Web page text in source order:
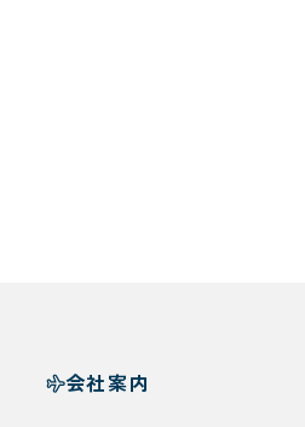
会社案内